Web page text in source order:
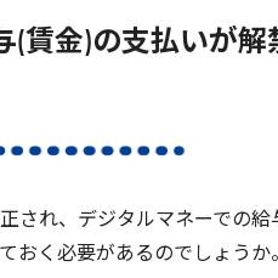
(賃金)の支払いが
され、デジタルマネーでの
おく必要があるのでしょうか